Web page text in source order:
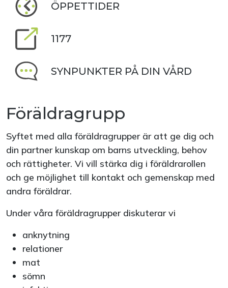
ÖPPETTIDER
1177
SYNPUNKTER PÅ DIN VÅRD
Föräldragrupp
Syftet med alla föräldragrupper är att ge dig och
din partner kunskap om barns utveckling, behov
och rättigheter. Vi vill stärka dig i föräldrarollen
och ge möjlighet till kontakt och gemenskap med
andra föräldrar.
Under våra föräldragrupper diskuterar vi
anknytning
relationer
mat
sömn